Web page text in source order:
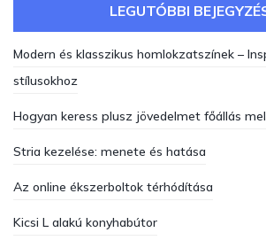
LEGUTÓBBI
Modern és klasszikus homlokzatszínek –
stílusokhoz
Hogyan keress plusz jövedelmet főállás
Stria kezelése: menete és hatása
Az online ékszerboltok térhódítása
Kicsi L alakú konyhabútor